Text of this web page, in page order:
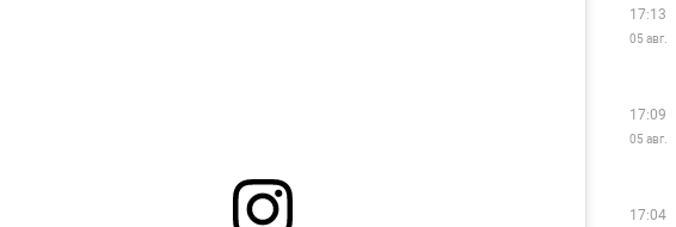
17:13
05 авг.
17:09
05 авг.
17:04